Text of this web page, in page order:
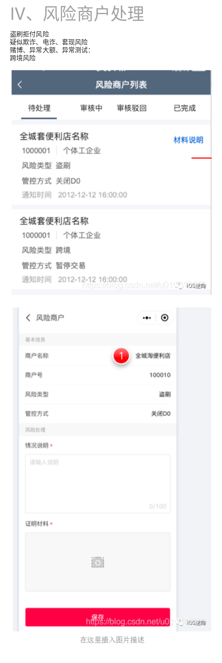
IV、风险商户处理
盗刷拒付风险
疑似欺诈、电诈、套现风险
赌博、异常大额、异常测试：
跨境风险